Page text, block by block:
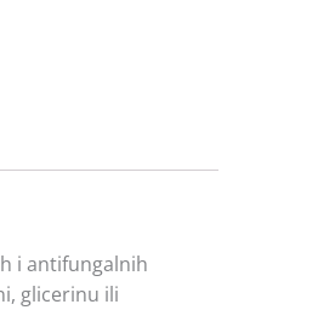
i antifungalnih
glicerinu ili